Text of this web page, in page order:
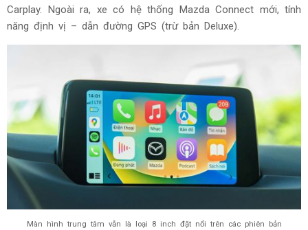
Carplay. Ngoài ra, xe có hệ thống Mazda Connect mới, tính
năng định vị – dẫn đường GPS (trừ bản Deluxe).
Màn hình trung tâm vẫn là loại 8 inch đặt nổi trên các phiên bản